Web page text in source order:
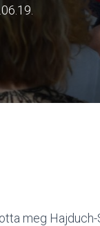
meg Hajduch-